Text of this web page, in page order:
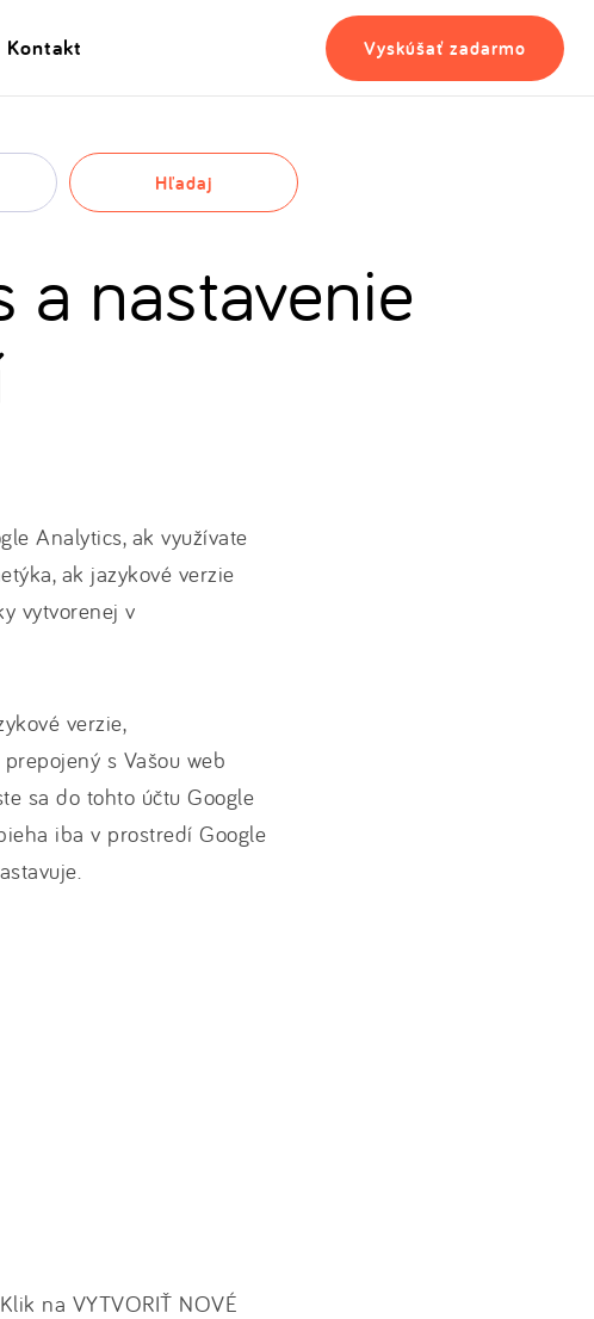
Kontakt Vyskúšať zadarmo
Hľadaj
a nastavenie
Analytics, ak využívate
ak jazykové verzie
vytvorenej v
verzie,
prepojený s Vašou web
sa do tohto účtu Google
iba v prostredí Google
na VYTVORIŤ NOVÉ